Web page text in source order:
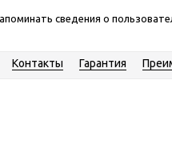
сведения о
Контакты Гарантия